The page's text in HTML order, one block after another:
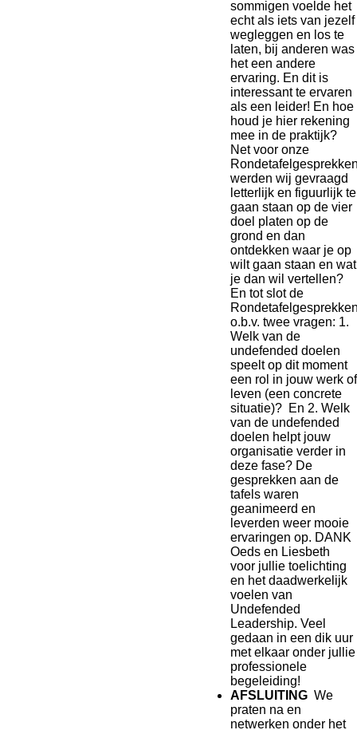
sommigen voelde het
echt als iets van jezelf
wegleggen en los te
laten, bij anderen was
het een andere
ervaring. En dit is
interessant te ervaren
als een leider! En hoe
houd je hier rekening
mee in de praktijk?
Net voor onze
werden wij gevraagd
letterlijk en figuurlijk te
gaan staan op de vier
doel platen op de
grond en dan
ontdekken waar je op
wilt gaan staan en wat
je dan wil vertellen?
En tot slot de
o.b.v. twee vragen: 1.
Welk van de
undefended doelen
speelt op dit moment
een rol in jouw werk of
leven (een concrete
situatie)? En 2. Welk
van de undefended
doelen helpt jouw
organisatie verder in
deze fase? De
gesprekken aan de
tafels waren
geanimeerd en
leverden weer mooie
ervaringen op. DANK
Oeds en Liesbeth
voor jullie toelichting
en het daadwerkelijk
voelen van
Undefended
Leadership. Veel
gedaan in een dik uur
met elkaar onder jullie
professionele
begeleiding!
AFSLUITING We
praten na en
netwerken onder het